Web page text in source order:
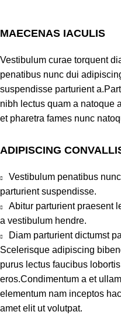
MAECENAS IACULIS
Vestibulum curae torquent
penatibus nunc dui
suspendisse parturient
nibh lectus quam a natoque
et pharetra fames nunc
ADIPISCING
Vestibulum penatibus
parturient suspendisse.
Abitur parturient praesent
a vestibulum hendre.
Diam parturient dictumst
Scelerisque adipiscing
purus lectus faucibus
eros.Condimentum a et
elementum nam inceptos
amet elit ut volutpat.